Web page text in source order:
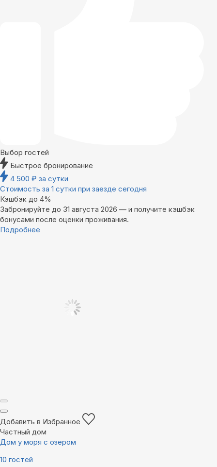
Выбор гостей
Быстрое бронирование
4 500 ₽ за сутки
Стоимость за 1 сутки при заезде сегодня
Кэшбэк до 4%
Забронируйте до 31 августа 2026 — и получите кэшбэк
бонусами после оценки проживания.
Подробнее
Добавить в Избранное
Частный дом
Дом у моря с озером
10 гостей